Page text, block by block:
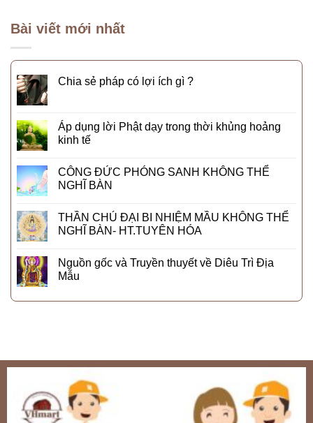
Bài viết mới nhất
Chia sẻ pháp có lợi ích gì ?
Áp dụng lời Phật dạy trong thời khủng hoảng
kinh tế
CÔNG ĐỨC PHÓNG SANH KHÔNG THỂ
NGHĨ BÀN
THẦN CHÚ ĐẠI BI NHIỆM MẦU KHÔNG THỂ
NGHĨ BÀN- HT.TUYÊN HÓA
Nguồn gốc và Truyền thuyết về Diêu Trì Địa
Mẫu